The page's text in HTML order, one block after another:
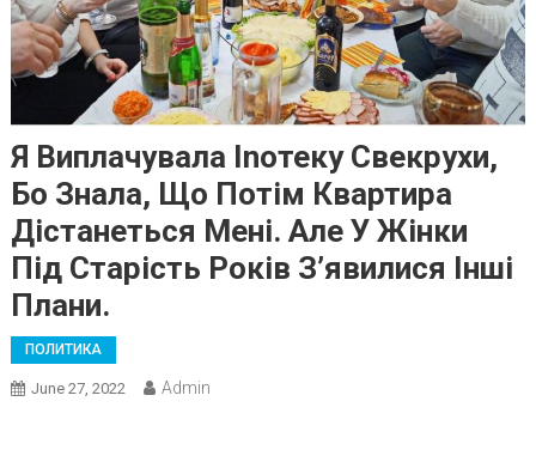
Я Виплачувала Іnотеку Свекрухи,
Бо Знала, Що Потім Квартира
Дістанеться Мені. Але У Жінки
Під Старість Років З’явилися Інші
Плани.
ПОЛИТИКА
June 27, 2022 Admin